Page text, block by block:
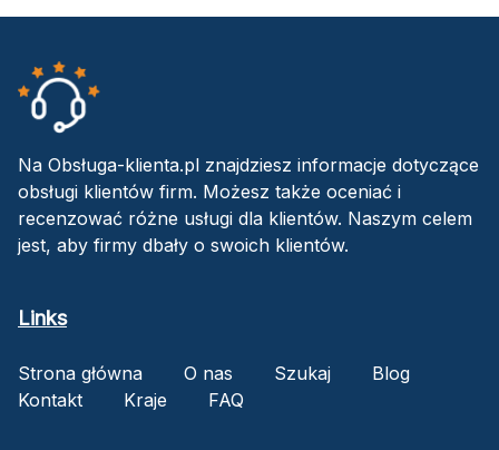
Na Obsługa-klienta.pl znajdziesz informacje dotyczące
obsługi klientów firm. Możesz także oceniać i
recenzować różne usługi dla klientów. Naszym celem
jest, aby firmy dbały o swoich klientów.
Links
Strona główna O nas Szukaj
Blog
Kontakt
Kraje FAQ